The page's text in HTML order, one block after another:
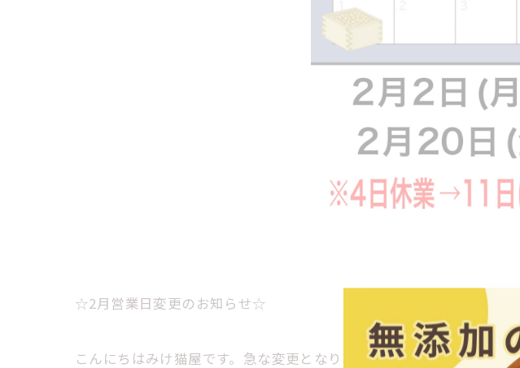
☆2月営業日変更のお知らせ☆
こんにちはみけ猫屋です。急な変更となりますが、明日4日(水)は店